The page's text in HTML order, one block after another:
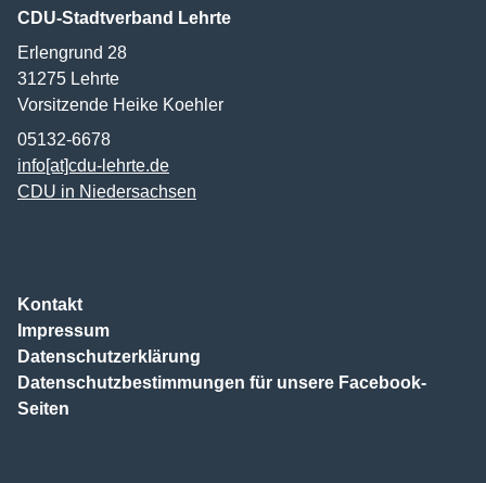
CDU-Stadtverband Lehrte
Erlengrund 28
31275 Lehrte
Vorsitzende Heike Koehler
05132-6678
info[at]cdu-lehrte.de
CDU in Niedersachsen
Kontakt
Impressum
Datenschutzerklärung
Datenschutzbestimmungen für unsere Facebook-
Seiten